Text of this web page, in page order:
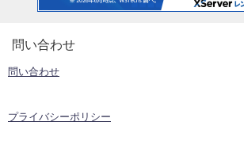
問い合わせ
問い合わせ
プライバシーポリシー